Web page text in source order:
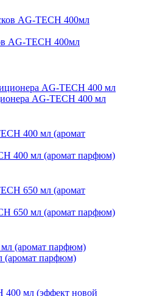
AG-TECH 400мл
AG-TECH 400 мл
400 мл (аромат парфюм)
650 мл (аромат парфюм)
(аромат парфюм)